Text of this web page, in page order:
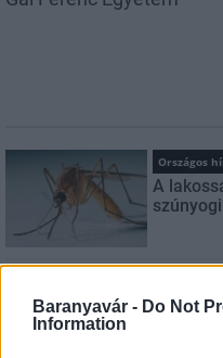
Baranyavár - Do Not
Information
Országos
A
Itt az